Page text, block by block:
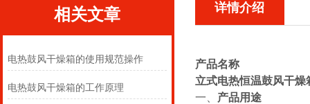
相关文章
电热鼓风干燥箱的使用规范操作
电热鼓风干燥箱的工作原理
详情介绍
产品名称
立式电热恒温鼓风干燥
一、 产品用途